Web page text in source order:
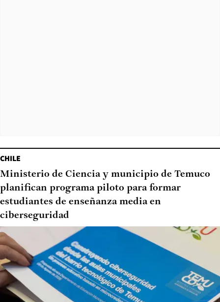
CHILE
Ministerio de Ciencia y municipio de Temuco
planifican programa piloto para formar
estudiantes de enseñanza media en
ciberseguridad